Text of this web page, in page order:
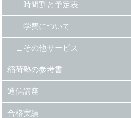
時間割と予定表
学費について
その他サービス
稲荷塾の参考書
通信講座
合格実績